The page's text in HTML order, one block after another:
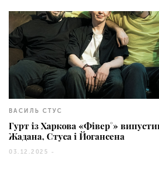
ВАСИЛЬ СТУС
Гурт із Харкова «Фівер°»
Жадана, Стуса і Йогансена
03.12.2025 -